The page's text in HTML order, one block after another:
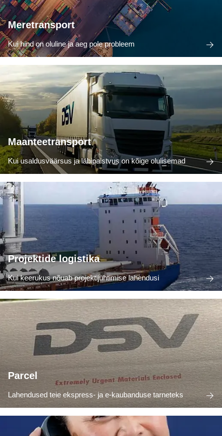
Meretransport
Kui hind on oluline ja aeg pole probleem
Maanteetransport
Kui usaldusväärsus ja läbipaistvus on kõige olulisemad
Projektide logistika
Kui keerukus nõuab projektijuhtimise lahendusi
Parcel
Lahendused teie ekspress- ja e-kaubanduse tarneteks